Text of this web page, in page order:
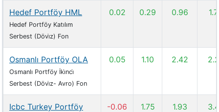
Hedef Portföy HML
Hedef Portföy Katılım
Serbest (Dövi̇z) Fon
0.02 0.29 0.96
Osmanlı Portföy OLA
Osmanlı Portföy İki̇nci̇
Serbest (Dövi̇z- Avro) Fon
0.05 1.10 2.42
Icbc Turkey Portföy
-0.06 1.75 1.93